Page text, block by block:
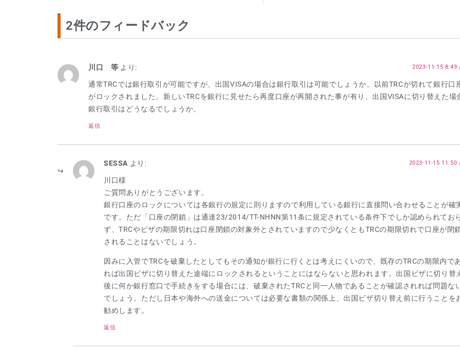
2件のフィードバック
川口 等 より: 2023-11-15 8:49
通常TRCでは銀行取引が可能ですが、出国VISAの場合は銀行取引は可能でしょうか。以前TRCが切れて銀行口
がロックされました。新しいTRCを銀行に見せたら再度口座が再開された事が有り、出国VISAに切り替えた場
銀行取引はどうなるでしょうか。
返信
SESSA より: 2023-11-15 11:50
川口様
ご質問ありがとうございます。
銀行口座のロックについては各銀行の規定に則りますので利用している銀行に直接問い合わせることが確
です。ただ「口座の閉鎖」は通達23/2014/TT-NHNN第11条に規定されている条件下でしか認められてお
ず、TRCやビザの期限切れは口座閉鎖の対象外とされていますので少なくともTRCの期限切れで口座が閉
されることはないでしょう。
因みに入管でTRCを破棄したとしてもその通知が銀行に行くとは考えにくいので、既存のTRCの期限内で
れば出国ビザに切り替えた途端にロックされるということにはならないと思われます。出国ビザに切り替え
後に何か銀行窓口で手続きをする場合には、破棄されたTRCと同一人物であることが確認されれば問題な
でしょう。ただし日本や海外への送金については必要な書類の関係上、出国ビザ切り替え前に行うことを
勧めします。
返信